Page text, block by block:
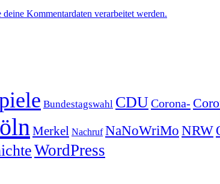
Kommentardaten verarbeitet werden.
Bundestagswahl CDUCorona-
Merkel Nachruf NaNoWriMo NRW
WordPress